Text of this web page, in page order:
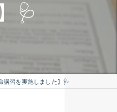
結果（公表）
🩺
講習を実施しました】🩺